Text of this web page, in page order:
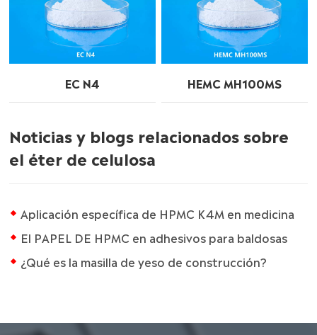
EC N4 HEMC MH100MS
Noticias y blogs relacionados sobre
el éter de celulosa
Aplicación específica de HPMC K4M en medicina
El PAPEL DE HPMC en adhesivos para baldosas
¿Qué es la masilla de yeso de construcción?